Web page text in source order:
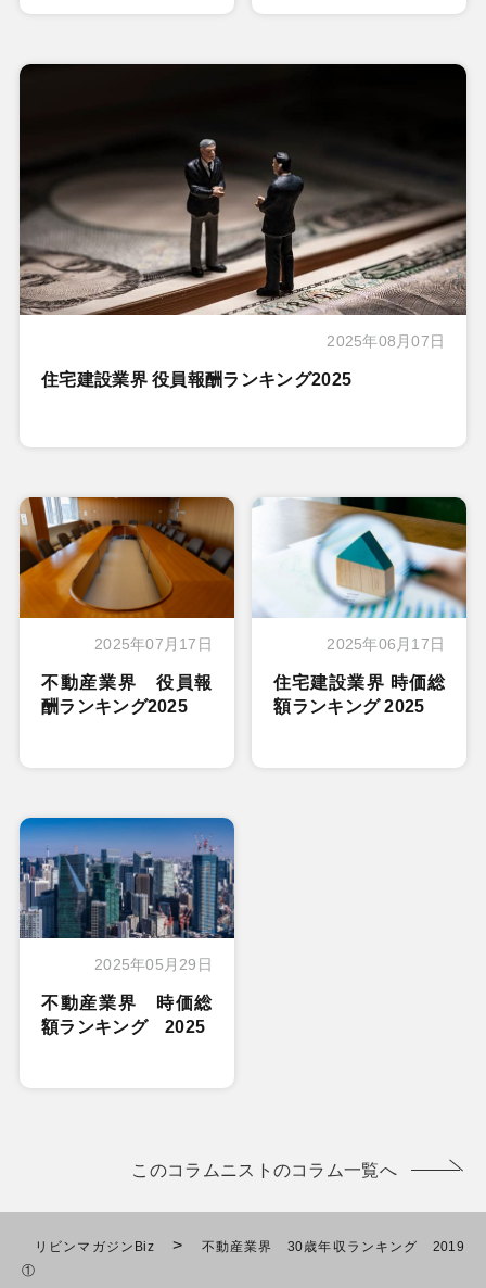
2025年08月07日
住宅建設業界 役員報酬ランキング2025
2025年07月17日
不動産業界 役員報
酬ランキング2025
2025年06月17日
住宅建設業界 時価総
額ランキング 2025
2025年05月29日
不動産業界 時価総
額ランキング 2025
このコラムニストのコラム一覧へ
リビンマガジンBiz >
不動産業界 30歳年収ランキング 2019
①